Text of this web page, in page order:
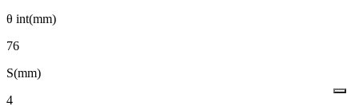
θ int(mm)
76
S(mm)
4